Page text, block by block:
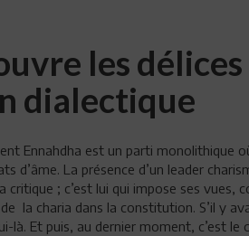
les délices
dialectique
Ennahdha est un parti monolithique
d’âme. La présence d’un leader
critique ; c’est lui qui impose ses vues,
la charia dans la constitution. S’il y
là. Et puis, au dernier moment, c’est le